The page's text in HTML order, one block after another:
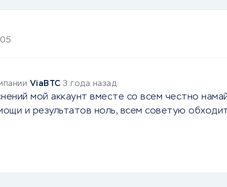
ViaBTC 3 года назад
мой аккаунт вместе со всем честно
и результатов ноль, всем советую